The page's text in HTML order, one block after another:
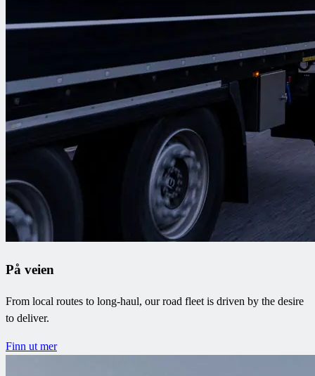
På veien
From local routes to long-haul, our road fleet is driven by the desire
to deliver.
Finn ut mer